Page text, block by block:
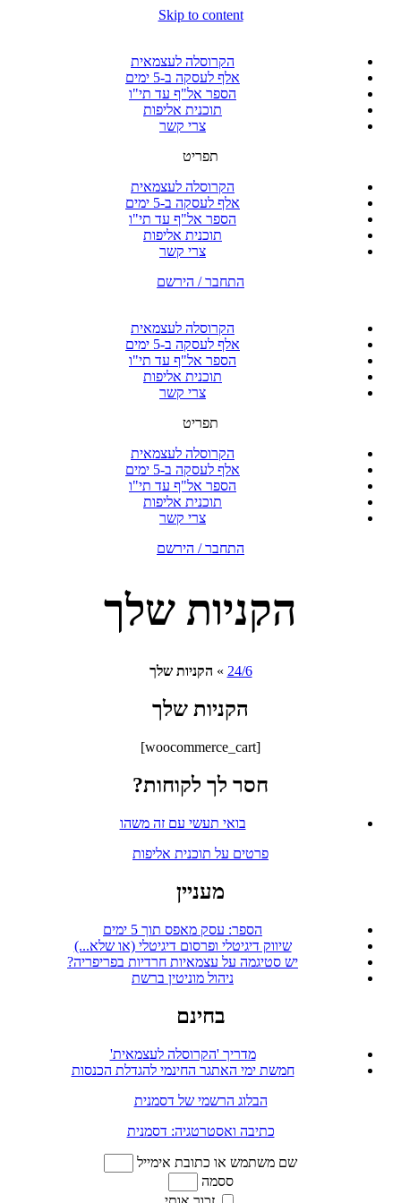
Skip to content
הקרוסלה לעצמאית
אלף לעסקה ב-5 ימים
הספר אל"ף עד תי"ו
תוכנית אליפות
צרי קשר
תפריט
הקרוסלה לעצמאית
אלף לעסקה ב-5 ימים
הספר אל"ף עד תי"ו
תוכנית אליפות
צרי קשר
התחבר / הירשם
הקרוסלה לעצמאית
אלף לעסקה ב-5 ימים
הספר אל"ף עד תי"ו
תוכנית אליפות
צרי קשר
תפריט
הקרוסלה לעצמאית
אלף לעסקה ב-5 ימים
הספר אל"ף עד תי"ו
תוכנית אליפות
צרי קשר
התחבר / הירשם
הקניות שלך
24/6
» הקניות שלך
הקניות שלך
[woocommerce_cart]
חסר לך לקוחות?
בואי תעשי עם זה משהו
פרטים על תוכנית אליפות
מעניין
הספר: עסק מאפס תוך 5 ימים
שיווק דיגיטלי ופרסום דיגיטלי (או שלא...)
יש סטיגמה על עצמאיות חרדיות בפריפריה?
ניהול מוניטין ברשת
בחינם
מדריך 'הקרוסלה לעצמאית'
חמשת ימי האתגר החינמי להגדלת הכנסות
הבלוג הרשמי של דסמנית
כתיבה ואסטרטגיה: דסמנית
שם משתמש או כתובת אימייל
ססמה